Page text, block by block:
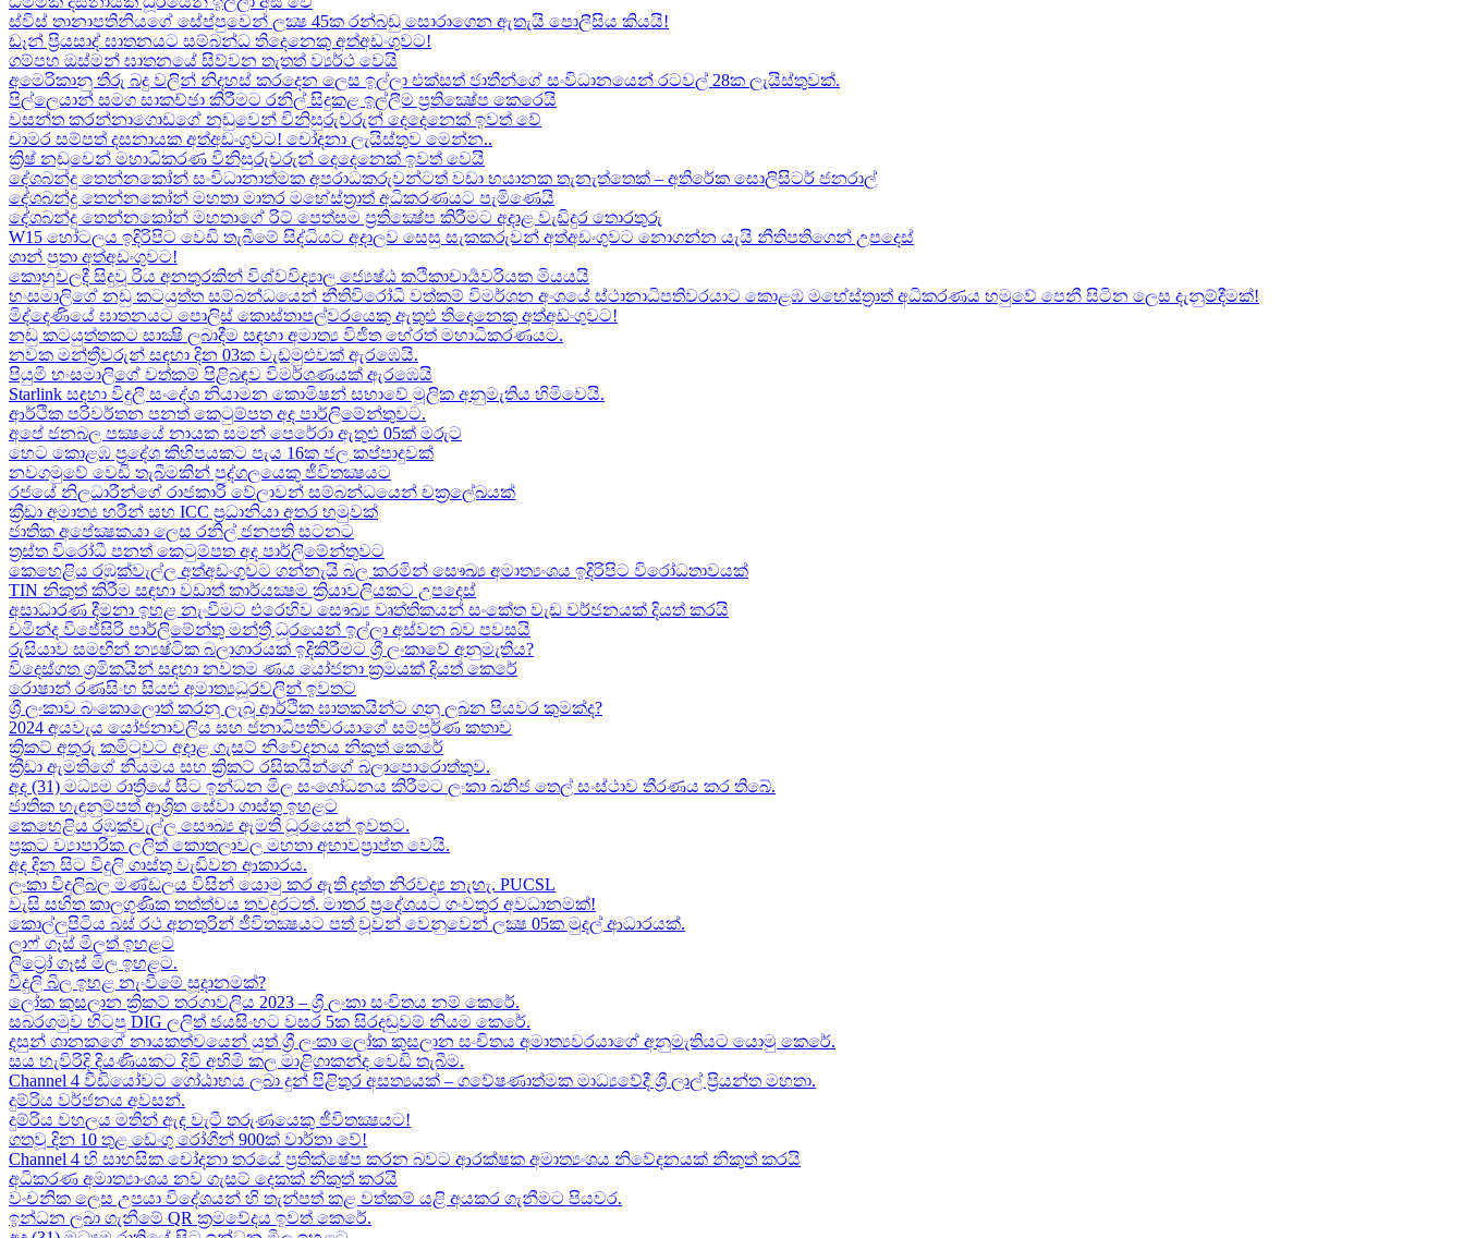
ස්විස් තානාපතිනියගේ සේප්පුවෙන් ලක්‍ෂ 45ක රන්බඩු සොරාගෙන ඇතැයි පොලීසිය කියයි!
ඩෑන් ප්‍රියසාද් ඝාතනයට සම්බන්ධ තිදෙනෙකු අත්අඩංගුවට​!
ගම්පහ ඔස්මන් ඝාතනයේ සිව්වන තැතත් ව්‍යර්ථ වෙයි
අමෙරිකානු තීරු බදු වලින් නිදහස් කරදෙන ලෙස ඉල්ලා එක්සත් ජාතීන්ගේ සංවිධානයෙන් රටවල් 28ක ලැයිස්තුවක්.
පිල්ලෙයාන් සමග සාකච්ඡා කිරීමට රනිල් සිදුකළ ඉල්ලීම ප්‍රතික්‍ෂේප කෙරෙයි
වසන්ත කරන්නාගොඩගේ නඩුවෙන් විනිසුරුවරුන් දෙදෙනෙක් ඉවත් වේ
චාමර සම්පත් දසනායක අත්අඩංගුවට​! චෝදනා ලැයිස්තුව මෙන්න​..
ක්‍රිෂ් නඩුවෙන් මහාධිකරණ විනිසුරුවරුන් දෙදෙනෙක් ඉවත් වෙයි
දේශබන්දු තෙන්නකෝන් සංවිධානාත්මක අපරාධකරුවන්ටත් වඩා භයානක තැනැත්තෙක් – අතිරේක සොලිසිටර් ජනරාල්
දේශබන්දු තෙන්නකෝන් මහතා මාතර මහේස්ත්‍රාත් අධිකරණයට පැමිණෙයි
දේශබන්දු තෙන්නකෝන් මහතාගේ රිට් පෙත්සම ප්‍රතික්‍ෂේප කිරීමට අදාළ වැඩිදුර තොරතුරු
W15 හෝටලය ඉදිරිපිට වෙඩි තැබීමේ සිද්ධියට අදාලව​ සෙසු සැකකරුවන් අත්අඩංගුවට නොගන්න යැයි නීතිපතිගෙන් උපදෙස්
ශාන් පුතා අත්අඩංගුවට!
කොහුවලදී සිදුවූ රිය අනතුරකින් විශ්වවිද්‍යාල ජ්‍යෙෂ්ඨ කථිකාචාර්‍යවරියක මියයයි
හංසමාලිගේ නඩු කටයුත්ත සම්බන්ධයෙන් නීතිවිරෝධී වත්කම් විමර්ශන අංශයේ ස්ථානාධිපතිවරයාට කොළඹ මහේස්ත්‍රාත් අධිකරණය හමුවේ පෙනී සිටින ලෙස දැනුම්දීමක්!
මිද්දෙණියේ ඝාතනයට පොලිස් කොස්තාපල්වරයෙකු ඇතුළු තිදෙනෙකු අත්අඩංගුවට​!
නඩු කටයුත්තකට සාක්‍ෂි ලබාදීම සඳහා අමාත්‍ය විජිත හේරත් මහාධිකරණයට​.
නවක මන්ත්‍රීවරුන් සඳහා දින 03ක වැඩමුළුවක් ඇරඹෙයි.
පියුමි හංසමාලිගේ වත්කම් පිළිබඳව විමර්ශණයක් ඇරඹෙයි
Starlink සඳහා විදුලි සංදේශ නියාමන කොමිෂන් සභාවේ මූලික අනුමැතිය හිමිවෙයි.
ආර්ථික පරිවර්තන පනත් කෙටුම්පත අද පාර්ලිමේන්තුවට.
අපේ ජනබල පක්‍ෂයේ නායක සමන් පෙරේරා ඇතුළු 05ක් මරුට​
හෙට කොළඹ ප්‍රදේශ කිහිපයකට පැය 16ක ජල කප්පාදුවක්
නවගමුවේ වෙඩි තැබීමකින් පුද්ගලයෙකු ජීවිතක්‍ෂයට​
රජයේ නිලධාරීන්ගේ රාජකාරි වේලාවන් සම්බන්ධයෙන් චක්‍රලේඛයක්
ක්‍රීඩා අමාත්‍ය හරීන් සහ​ ICC ප්‍රධානියා අතර හමුවක්
ජාතික අපේක්‍ෂකයා ලෙස රනිල් ජනපති සටනට​
ත්‍රස්ත විරෝධී පනත් කෙටුම්පත අද පාර්ලිමේන්තුවට​
කෙහෙළිය රඹුක්වැල්ල අත්අඩංගුවට ගන්නැයි බල කරමින් සෞඛ්‍ය අමාත්‍යංශය ඉදිරිපිට විරෝධතාවයක්
TIN නිකුත් කිරීම සඳහා වඩාත් කාර්යක්‍ෂම ක්‍රියාවලියකට උපදෙස්
අසාධාරණ දීමනා ඉහළ නැංවීමට එරෙහිව සෞඛ්‍ය වෘත්තිකයන් සංකේත වැඩ වර්ජනයක් දියත් කරයි
චමින්ද විජේසිරි පාර්ලිමේන්තු මන්ත්‍රී ධූරයෙන් ඉල්ලා අස්වන බව පවසයි
රුසියාව සමඟින් න්‍යෂ්ටික බලාගාරයක් ඉදිකිරීමට ශ්‍රී ලංකාවේ අනුමැතිය?
විදෙස්ගත ශ්‍රමිකයින් සඳහා නවතම ණය යෝජනා ක්‍රමයක් දියත් කෙරේ
රොෂාන් රණසිංහ සියළු අමාත්‍යධූරවලින් ඉවතට​
ශ්‍රී ලංකාව බංකොලොත් කරනු ලැබූ ආර්ථික ඝාතකයින්ට ගනු ලබන පියවර කුමක්ද​?
2024 අයවැය යෝජනාවලිය​ සහ ජනාධිපතිවරයාගේ සම්පූර්ණ කතාව​
ක්‍රිකට් අතුරු කමිටුවට අදාළ ගැසට් නිවේදනය නිකුත් කෙරේ
ක්‍රීඩා ඇමතිගේ නියමය​ සහ ක්‍රිකට් රසිකයින්ගේ බලාපොරොත්තුව.
අද (31) මධ්‍යම රාත්‍රියේ සිට ඉන්ධන මිල සංශෝධනය කිරීමට ලංකා ඛනිජ තෙල් සංස්ථාව තීරණය කර තිබේ.
ජාතික හැඳුනුම්පත් ආශ්‍රිත සේවා ගාස්තු ඉහළට
කෙහෙළිය රඹුක්වැල්ල සෞඛ්‍ය ඇමති ධූරයෙන් ඉවතට​.
ප්‍රකට ව්‍යාපාරික ලලිත් කොතලාවල මහතා අභාවප්‍රාප්ත වෙයි.
අද දින​ සිට විදුලි ගාස්තු වැඩිවන ආකාරය​.
ලංකා විදුලිබල මණ්ඩලය විසින් යොමු කර ඇති දත්ත නිරවද්‍ය නැහැ. PUCSL
වැසි සහිත කාලගුණික තත්ත්වය තවදුරටත්. මාතර ප්‍රදේශයට ගංවතුර අවධානමක්!
කොල්ලුපිටිය බස් රථ අනතුරින් ජීවිතක්‍ෂයට පත් වූවන් වෙනුවෙන් ලක්‍ෂ 05ක​ මුදල් ආධාරයක්​.
ලාෆ් ගෑස් මිලත් ඉහළට​
ලිට්‍රෝ ගෑස් මිල​ ඉහළට​.
විදුලි බිල ඉහළ නැංවීමේ සූදානමක්?
ලෝක කුසලාන ක්‍රිකට් තරගාවලිය 2023 – ශ්‍රී ලංකා සංචිතය නම් කෙරේ​.
සබරගමුව හිටපු DIG ලලිත් ජයසිංහට වසර 5ක සිරදඬුවම් නියම කෙරේ.
දසුන් ශානකගේ නායකත්වයෙන් යුත් ශ්‍රී ලංකා ලෝක කුසලාන සංචිතය අමාත්‍යවරයාගේ අනුමැතියට​ යොමු කෙරේ.
සය හැවිරිදි දියණියකට දිවි අහිමි කල මාළිගාකන්ද වෙඩි තැබීම​.
Channel 4 වීඩියෝවට ගෝඨාභය ලබා දුන් පිළිතුර අසත්‍යයක් – ගවේෂණාත්මක මාධ්‍යවේදී ශ්‍රී ලාල් ප්‍රියන්ත මහතා.
දුම්රිය වර්ජනය අවසන්.
දුම්රිය වහලය මතින් ඇද​ වැටී තරුණයෙකු ජීවිතක්‍ෂයට​!
ගතවූ දින 10 තුළ ඩෙංගු රෝගීන් 900ක් වාර්තා වේ!
Channel 4 හි සාහසික චෝදනා තරයේ ප්‍රතික්ෂේප කරන බවට ආරක්ෂක අමාත්‍යංශය නිවේදනයක් නිකුත් කරයි
අධිකරණ අමාත්‍යාංශය නව ගැසට් දෙකක් නිකුත් කරයි
වංචනික ලෙස උපයා විදේශයන් හි තැන්පත් කළ​ වත්කම් යළි අයකර ගැනීමට පියවර​.
ඉන්ධන ලබා ගැනීමේ QR ක්‍රමවේදය ඉවත් කෙරේ.